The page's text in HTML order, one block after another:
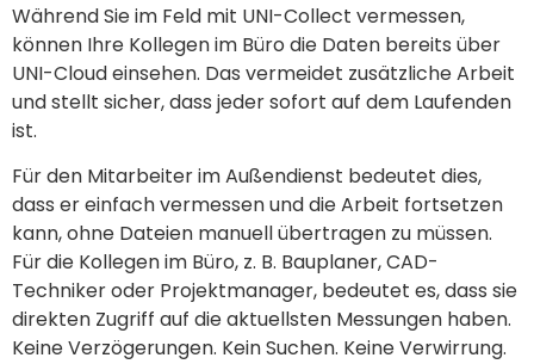
Während Sie im Feld mit UNI-Collect vermessen,
können Ihre Kollegen im Büro die Daten bereits über
UNI-Cloud einsehen. Das vermeidet zusätzliche Arbeit
und stellt sicher, dass jeder sofort auf dem Laufenden
ist.
Für den Mitarbeiter im Außendienst bedeutet dies,
dass er einfach vermessen und die Arbeit fortsetzen
kann, ohne Dateien manuell übertragen zu müssen.
Für die Kollegen im Büro, z. B. Bauplaner, CAD-
Techniker oder Projektmanager, bedeutet es, dass sie
direkten Zugriff auf die aktuellsten Messungen haben.
Keine Verzögerungen. Kein Suchen. Keine Verwirrung.